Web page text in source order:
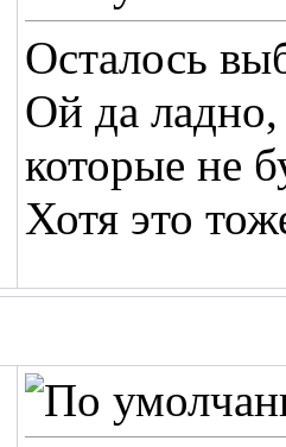
Осталось
Ой да ладно,
которые не
Хотя это